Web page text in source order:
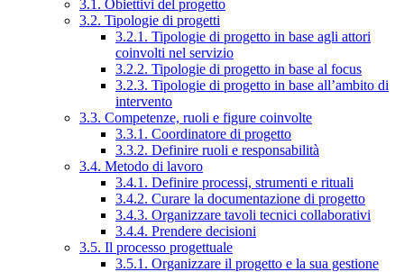
3.1. Obiettivi del progetto
3.2. Tipologie di progetti
3.2.1. Tipologie di progetto in base agli attori
coinvolti nel servizio
3.2.2. Tipologie di progetto in base al focus
3.2.3. Tipologie di progetto in base all’ambito di
intervento
3.3. Competenze, ruoli e figure coinvolte
3.3.1. Coordinatore di progetto
3.3.2. Definire ruoli e responsabilità
3.4. Metodo di lavoro
3.4.1. Definire processi, strumenti e rituali
3.4.2. Curare la documentazione di progetto
3.4.3. Organizzare tavoli tecnici collaborativi
3.4.4. Prendere decisioni
3.5. Il processo progettuale
3.5.1. Organizzare il progetto e la sua gestione